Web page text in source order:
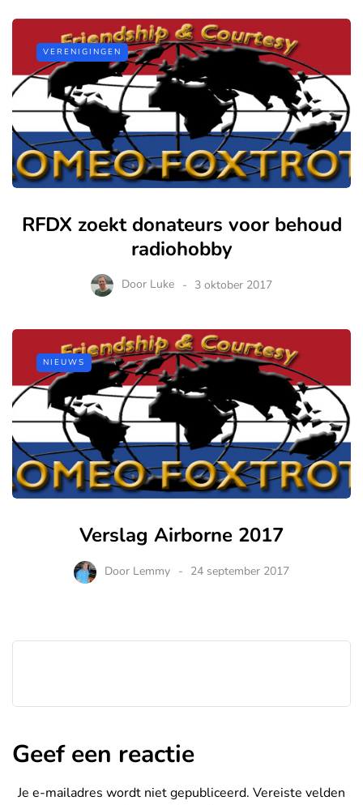
VERENIGINGEN
RFDX zoekt donateurs voor behoud
radiohobby
Door Luke 3 oktober 2017
NIEUWS
Verslag Airborne 2017
Door Lemmy 24 september 2017
Geef een reactie
Je e-mailadres wordt niet gepubliceerd. Vereiste velden